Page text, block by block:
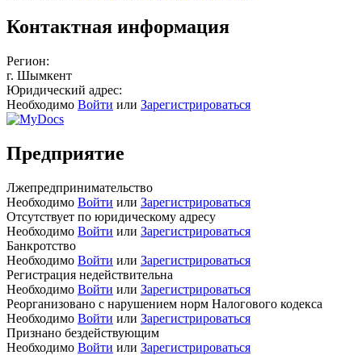
Контактная информация
Регион:
г. Шымкент
Юридический адрес:
Необходимо Войти или Зарегистрироваться
Предприятие
Лжепредпринимательство
Необходимо Войти или Зарегистрироваться
Отсутствует по юридическому адресу
Необходимо Войти или Зарегистрироваться
Банкротство
Необходимо Войти или Зарегистрироваться
Регистрация недействительна
Необходимо Войти или Зарегистрироваться
Реорганизовано с нарушением норм Налогового кодекса
Необходимо Войти или Зарегистрироваться
Признано бездействующим
Необходимо Войти или Зарегистрироваться